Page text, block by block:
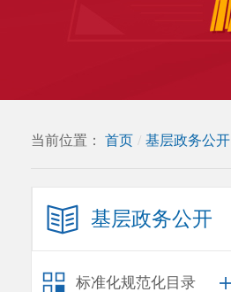
当前位置： 首页 / 基层政务公开
基层政务公开
标准化规范化目录